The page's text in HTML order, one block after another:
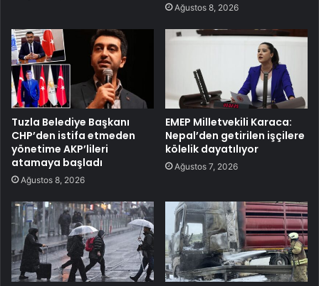
Ağustos 8, 2026
Tuzla Belediye Başkanı
CHP’den istifa etmeden
yönetime AKP’lileri
atamaya başladı
Ağustos 8, 2026
EMEP Milletvekili Karaca:
Nepal’den getirilen işçilere
kölelik dayatılıyor
Ağustos 7, 2026